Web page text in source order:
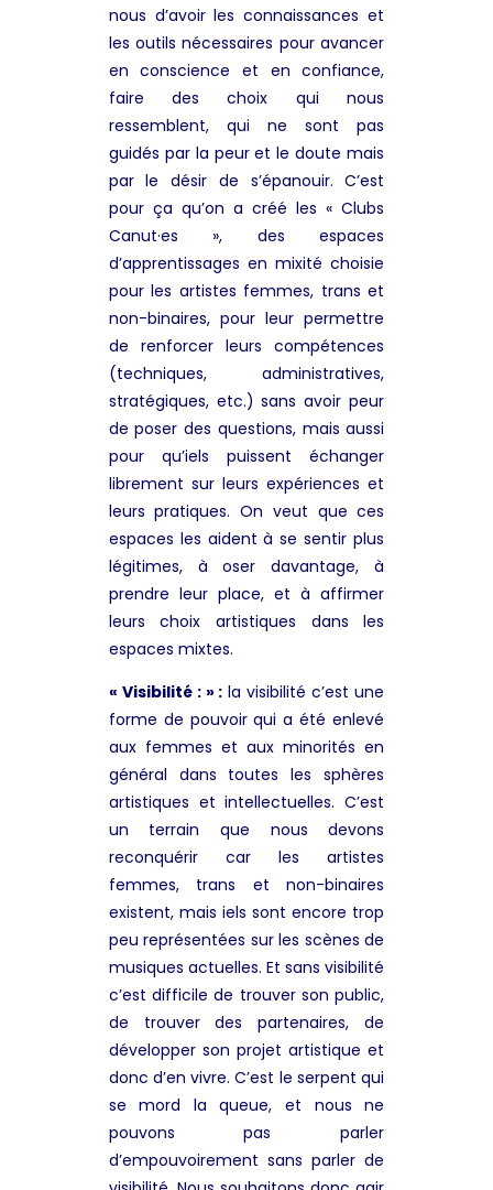
nous d’avoir les connaissances et
les outils nécessaires pour avancer
en conscience et en confiance,
faire des choix qui nous
ressemblent, qui ne sont pas
guidés par la peur et le doute mais
par le désir de s’épanouir. C’est
pour ça qu’on a créé les « Clubs
Canut·es », des espaces
d’apprentissages en mixité choisie
pour les artistes femmes, trans et
non-binaires, pour leur permettre
de renforcer leurs compétences
(techniques, administratives,
stratégiques, etc.) sans avoir peur
de poser des questions, mais aussi
pour qu’iels puissent échanger
librement sur leurs expériences et
leurs pratiques. On veut que ces
espaces les aident à se sentir plus
légitimes, à oser davantage, à
prendre leur place, et à affirmer
leurs choix artistiques dans les
espaces mixtes.
« Visibilité : » : la visibilité c’est une
forme de pouvoir qui a été enlevé
aux femmes et aux minorités en
général dans toutes les sphères
artistiques et intellectuelles. C’est
un terrain que nous devons
reconquérir car les artistes
femmes, trans et non-binaires
existent, mais iels sont encore trop
peu représentées sur les scènes de
musiques actuelles. Et sans visibilité
c’est difficile de trouver son public,
de trouver des partenaires, de
développer son projet artistique et
donc d’en vivre. C’est le serpent qui
se mord la queue, et nous ne
pouvons pas parler
d’empouvoirement sans parler de